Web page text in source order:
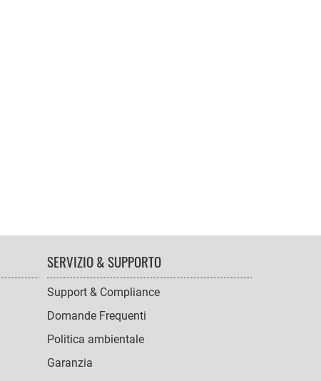
SERVIZIO & SUPPORTO
Support & Compliance
Domande Frequenti
Politica ambientale
Garanzia